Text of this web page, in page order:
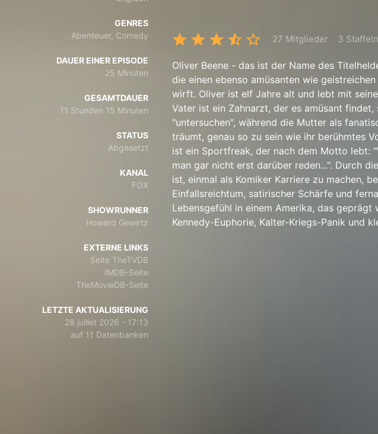
GENRES
Abenteuer, Comedy
DAUER EINER EPISODE
25 Minuten
GESAMTDAUER
11 Stunden 15 Minuten
STATUS
Abgesetzt
KANAL
FOX
SHOWRUNNER
Howard Gewirtz
EXTERNE LINKS
Seite TheTVDB
IMDB-Seite
TheMovieDB-Seite
LETZTE AKTUALISIERUNG
28 juillet 2026 - 17:13
auf 11 Datenbanken
27 Mitglieder 3 Staffeln
Oliver Beene - das ist der Name des
die einen ebenso amüsanten wie
wirft. Oliver ist elf Jahre alt und lebt mit
Vater ist ein Zahnarzt, der es amüsant
"untersuchen", während die Mutter als
träumt, genau so zu sein wie ihr berühmtes
ist ein Sportfreak, der nach dem Motto lebt:
man gar nicht erst darüber reden...". Durch
ist, einmal als Komiker Karriere zu machen,
Einfallsreichtum, satirischer Schärfe und
Lebensgefühl in einem Amerika, das geprägt
Kennedy-Euphorie, Kalter-Kriegs-Panik und